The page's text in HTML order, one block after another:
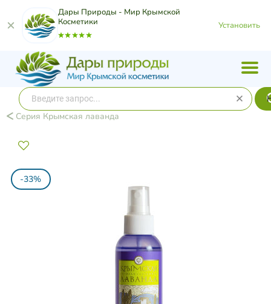
Дары Природы - Мир Крымской
Косметики
Установить
Серия Крымская лаванда
-33%